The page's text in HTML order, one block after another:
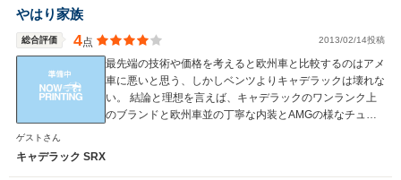
やはり家族
総合評価 4点 2013/02/14投稿
最先端の技術や価格を考えると欧州車と比較するのはアメ
車に悪いと思う、しかしベンツよりキャデラックは壊れな
い。 結論と理想を言えば、キャデラックのワンランク上
のブランドと欧州車並の丁寧な内装とAMGの様なチュー
ゲストさん
キャデラック SRX